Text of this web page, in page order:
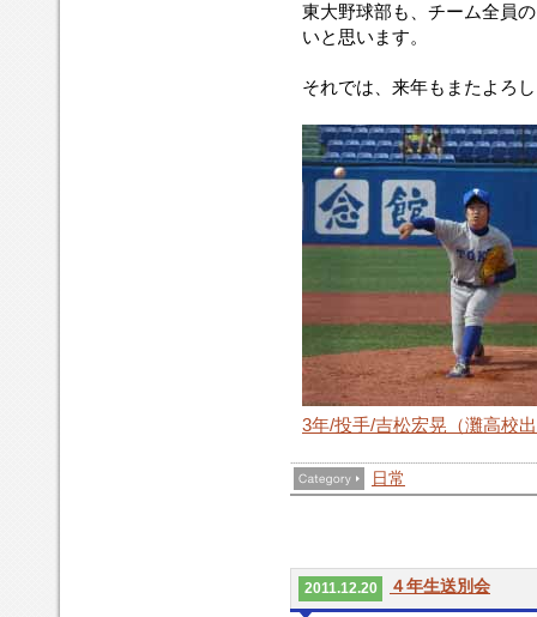
東大野球部も、チーム全員の
いと思います。
それでは、来年もまたよろ
3年/投手/吉松宏晃（灘高校
日常
2011.12.20 ４年生送別会